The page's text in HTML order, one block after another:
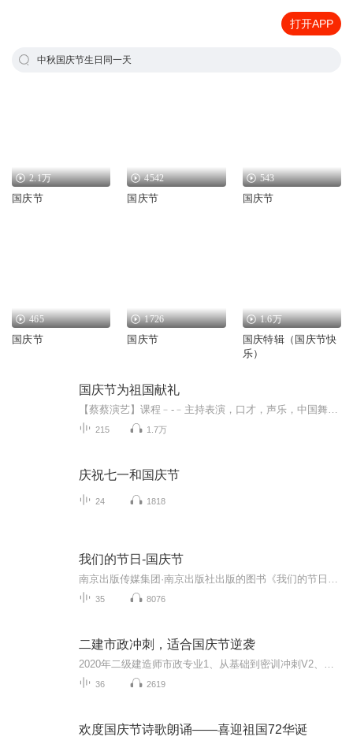
打开APP
中秋国庆节生日同一天
2.1万
国庆节
4542
国庆节
543
国庆节
465
国庆节
1726
国庆节
1.6万
国庆特辑（国庆节快
乐）
国庆节为祖国献礼
215 1.7万
庆祝七一和国庆节
24 1818
我们的节日-国庆节
35 8076
二建市政冲刺，适合国庆节逆袭
36 2619
欢度国庆节诗歌朗诵——喜迎祖国72华诞